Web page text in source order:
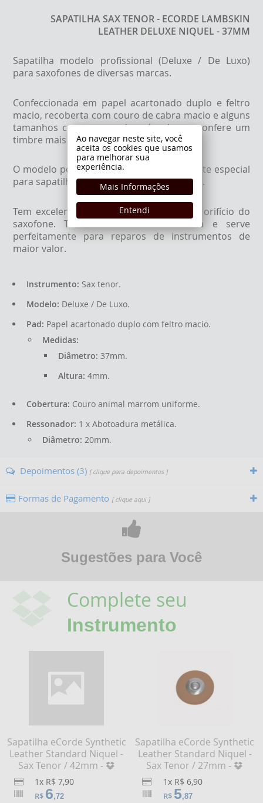
SAPATILHA SAX TENOR - ECORDE LAMBSKIN
LEATHER DELUXE NIQUEL - 37MM
Sapatilha modelo profissional (Deluxe / De Luxo)
para saxofones de diversas marcas.
Confeccionada em papel acartonado duplo e feltro
macio, recoberta com couro de cabra macio e alguns
tamanhos com ressonador níquel, que confere um
timbre mais brilhante e metalizado.
O modelo pode ser colado com cola quente especial
para sapatilhas ou outras colas de contato.
Tem excelente selagem e se ajustam ao orifício do
saxofone. Tem durabilidade média/alta e serve
perfeitamente para reparos de instrumentos de
maior valor.
Instrumento: Sax tenor.
Modelo: Deluxe / De Luxo.
Pad: Papel acartonado duplo com feltro macio.
Medidas:
Diâmetro: 37mm.
Altura: 4mm.
Cobertura: Couro animal marrom uniforme.
Ressonador: 1 x Abotoadura metálica.
Diâmetro: 20mm.
Depoimentos (3) [ clique para depoimentos ]
Formas de Pagamento [ clique aqui ]
Sugestões para Você
Complete seu
Instrumento
Sapatilha eCorde Synthetic
Leather Standard Niquel -
Sax Tenor / 42mm -
1x R$ 7,90
R$ 6,72
Sapatilha eCorde Synthetic
Leather Standard Niquel -
Sax Tenor / 27mm -
1x R$ 6,90
R$ 5,87
Ao navegar neste site, você
aceita os cookies que usamos
para melhorar sua
experiência.
Mais Informações
Entendi